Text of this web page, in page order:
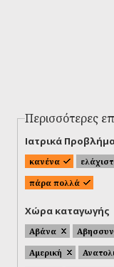
Περισσότερες
Ιατρικά
κανένα
πάρα πολλά
Χώρα καταγωγής
Αβάνα
Αμερική